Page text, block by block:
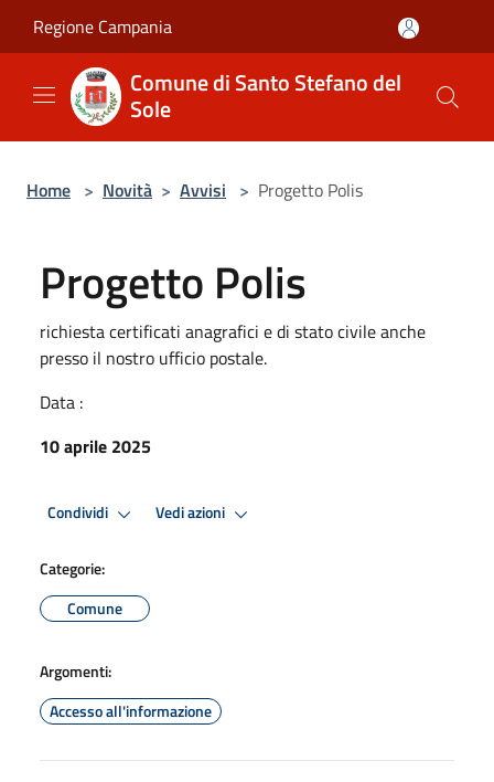
Regione Campania
Comune di Santo Stefano del
Sole
Home > Novità > Avvisi > Progetto Polis
Progetto Polis
richiesta certificati anagrafici e di stato civile anche
presso il nostro ufficio postale.
Data :
10 aprile 2025
Condividi Vedi azioni
Categorie:
Comune
Argomenti:
Accesso all'informazione